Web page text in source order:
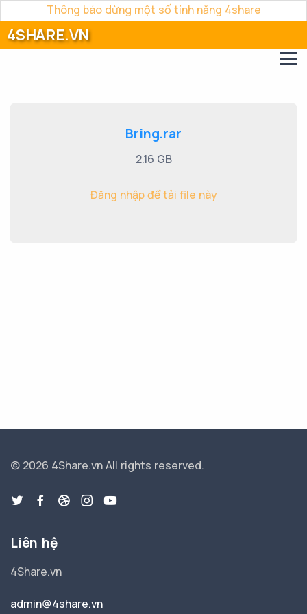
Thông báo dừng một số tính năng 4share
4SHARE.VN
Bring.rar
2.16 GB
Đăng nhập để tải file này
© 2026 4Share.vnAll rights reserved.
Liên hệ
4Share.vn
admin@4share.vn